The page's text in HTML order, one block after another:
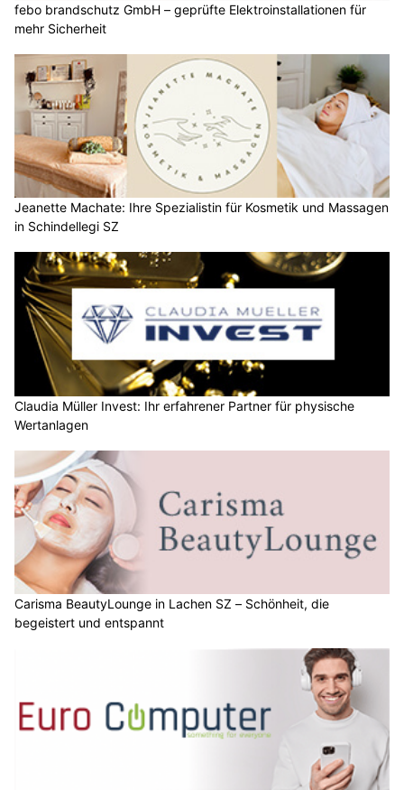
febo brandschutz GmbH – geprüfte Elektroinstallationen für
mehr Sicherheit
Jeanette Machate: Ihre Spezialistin für Kosmetik und Massagen
in Schindellegi SZ
Claudia Müller Invest: Ihr erfahrener Partner für physische
Wertanlagen
Carisma BeautyLounge in Lachen SZ – Schönheit, die
begeistert und entspannt